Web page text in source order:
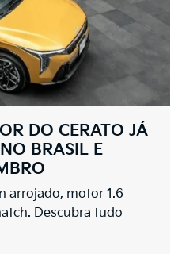
DO CERATO JÁ
BRASIL E
arrojado, motor 1.6
Descubra tudo